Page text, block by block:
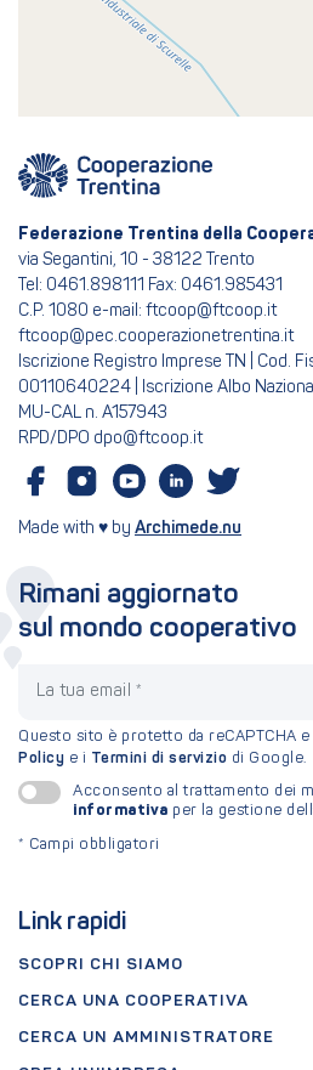
Federazione Trentina della
via Segantini, 10 - 38122 Trento
Tel: 0461.898111 Fax: 0461.985431
C.P. 1080 e-mail: ftcoop@ftcoop.it
ftcoop@pec.cooperazionetrentina.it
Iscrizione Registro Imprese TN | Cod.
00110640224 | Iscrizione Albo
MU-CAL n. A157943
RPD/DPO dpo@ftcoop.it
Made with ♥ by Archimede.nu
Link rapidi
SCOPRI CHI SIAMO
CERCA UNA COOPERATIVA
CERCA UN AMMINISTRATORE
Rimani aggiornato
sul mondo cooperativo
Questo sito è protetto da reCAPTCHA e
Policy e i Termini di servizio di Google.
Acconsento al trattamento dei
informativa per la gestione
* Campi obbligatori